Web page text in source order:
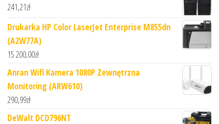
241,21zł
Drukarka HP Color LaserJet Enterprise M855dn
(A2W77A)
15 200,00zł
Anran Wifi Kamera 1080P Zewnętrzna
Monitoring (ARW610)
290,99zł
DeWalt DCD796NT